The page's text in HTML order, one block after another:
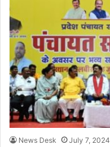
News Desk July 7, 2024